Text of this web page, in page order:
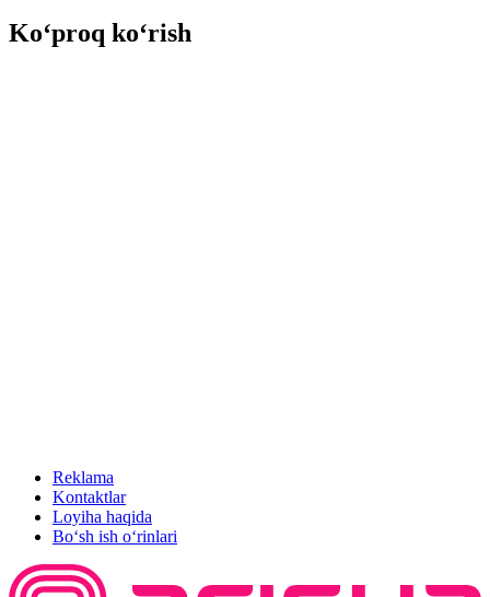
Ko‘proq ko‘rish
Reklama
Kontaktlar
Loyiha haqida
Bo‘sh ish o‘rinlari